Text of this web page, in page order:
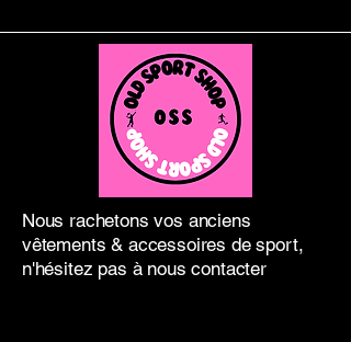
Nous rachetons vos anciens
vêtements & accessoires de sport,
n'hésitez pas à nous contacter